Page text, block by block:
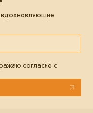
вдохновляющие
согласие с